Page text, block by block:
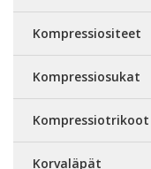
Kompressiositeet
Kompressiosukat
Kompressiotrikoot
Korvaläpät